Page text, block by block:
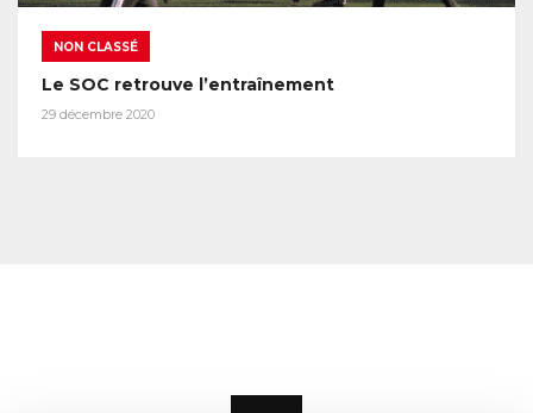
NON CLASSÉ
Le SOC retrouve l’entraînement
29 décembre 2020